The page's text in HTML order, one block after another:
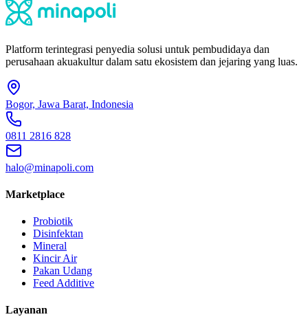
Platform terintegrasi penyedia solusi untuk pembudidaya dan
perusahaan akuakultur dalam satu ekosistem dan jejaring yang luas.
Bogor, Jawa Barat, Indonesia
0811 2816 828
halo@minapoli.com
Marketplace
Probiotik
Disinfektan
Mineral
Kincir Air
Pakan Udang
Feed Additive
Layanan